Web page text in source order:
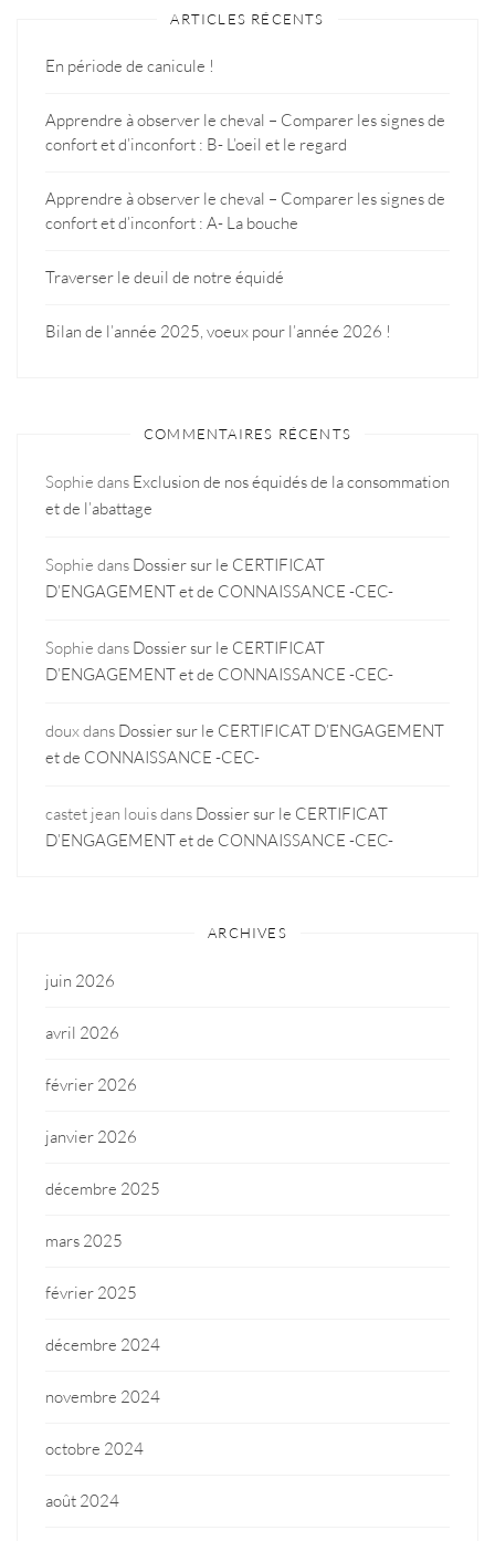
ARTICLES RÉCENTS
En période de canicule !
Apprendre à observer le cheval – Comparer les signes de
confort et d’inconfort : B- L’oeil et le regard
Apprendre à observer le cheval – Comparer les signes de
confort et d’inconfort : A- La bouche
Traverser le deuil de notre équidé
Bilan de l’année 2025, voeux pour l’année 2026 !
COMMENTAIRES RÉCENTS
Sophie dans Exclusion de nos équidés de la consommation
et de l’abattage
Sophie dans Dossier sur le CERTIFICAT
D’ENGAGEMENT et de CONNAISSANCE -CEC-
Sophie dans Dossier sur le CERTIFICAT
D’ENGAGEMENT et de CONNAISSANCE -CEC-
douxdans Dossier sur le CERTIFICAT D’ENGAGEMENT
et de CONNAISSANCE -CEC-
castet jean louisdans Dossier sur le CERTIFICAT
D’ENGAGEMENT et de CONNAISSANCE -CEC-
ARCHIVES
juin 2026
avril 2026
février 2026
janvier 2026
décembre 2025
mars 2025
février 2025
décembre 2024
novembre 2024
octobre 2024
août 2024